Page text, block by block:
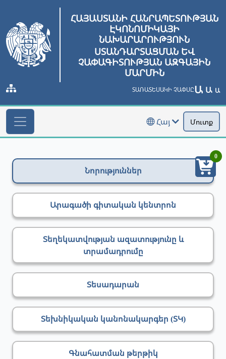
ՀԱՅԱՍՏԱՆԻ ՀԱՆՐԱՊԵՏՈՒԹՅԱՆ
ԷԿՈՆՈՄԻԿԱՅԻ
ՆԱԽԱՐԱՐՈՒԹՅՈՒՆ
ՍՏԱՆԴԱՐՏԱՑՄԱՆ ԵՎ
ՉԱՓԱԳԻՏՈՒԹՅԱՆ ԱԶԳԱՅԻՆ
ՄԱՐՄԻՆ
ՏԱՌԱՏԵՍԱԿԻ ՉԱՓՍԸԱ Ա Ա
Հայ Մուտք
Նորություններ
Արագածի գիտական կենտրոն
Տեղեկատվության ազատությունը և
տրամադրումը
Տեսադարան
Տեխնիկական կանոնակարգեր (ՏԿ)
Գնահատման թերթիկ
0